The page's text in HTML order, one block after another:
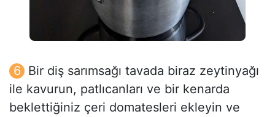
Bir diş sarımsağı tavada biraz zeytinyağı
ile kavurun, patlıcanları ve bir kenarda
beklettiğiniz çeri domatesleri ekleyin ve